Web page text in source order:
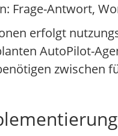
Frage-Antwort,
erfolgt
AutoPilot-
zwischen